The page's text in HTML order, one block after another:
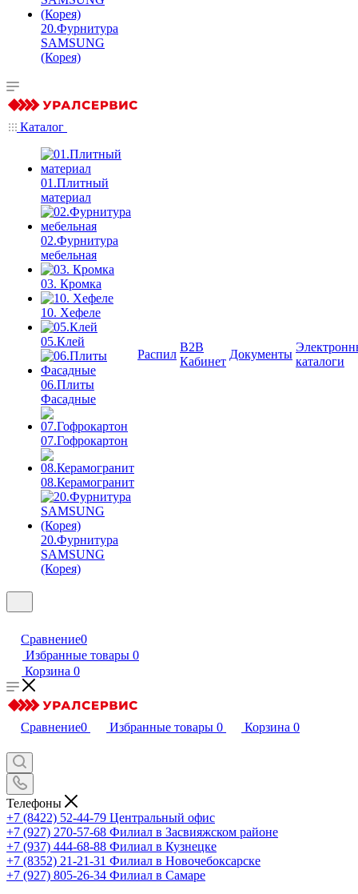
20.Фурнитура
SAMSUNG
(Корея)
Каталог
01.Плитный
материал
02.Фурнитура
мебельная
03. Кромка
10. Хефеле
05.Клей
06.Плиты
Фасадные
07.Гофрокартон
08.Керамогранит
20.Фурнитура
SAMSUNG
(Корея)
Распил
B2B
Кабинет
Документы
каталоги
Сравнение0
Избранные товары 0
Корзина 0
Сравнение0 Избранные товары 0 Корзина 0
Телефоны
+7 (8422) 52-44-79 Центральный офис
+7 (927) 270-57-68 Филиал в Засвияжском районе
+7 (937) 444-68-88 Филиал в Кузнецке
+7 (8352) 21-21-31 Филиал в Новочебоксарске
+7 (927) 805-26-34 Филиал в Самаре